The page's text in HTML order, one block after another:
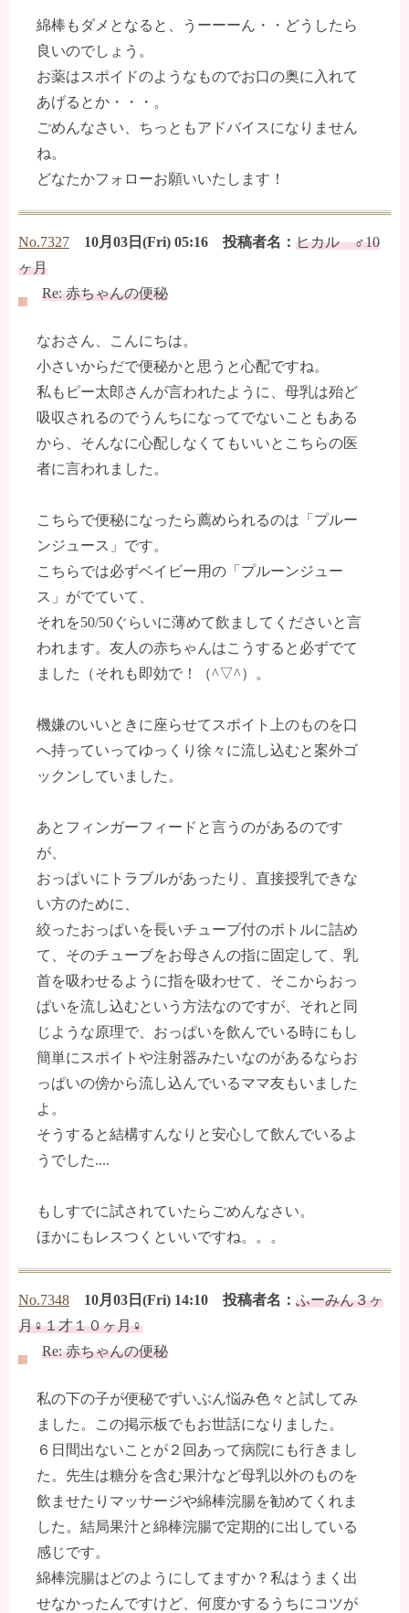
綿棒もダメとなると、うーーーん・・どうしたら
良いのでしょう。
お薬はスポイドのようなものでお口の奥に入れて
あげるとか・・・。
ごめんなさい、ちっともアドバイスになりません
ね。
どなたかフォローお願いいたします！
No.7327 10月03日(Fri) 05:16 投稿者名： ヒカル ♂10
ヶ月
Re: 赤ちゃんの便秘
なおさん、こんにちは。
小さいからだで便秘かと思うと心配ですね。
私もピー太郎さんが言われたように、母乳は殆ど
吸収されるのでうんちになってでないこともある
から、そんなに心配しなくてもいいとこちらの医
者に言われました。
こちらで便秘になったら薦められるのは「プルー
ンジュース」です。
こちらでは必ずベイビー用の「プルーンジュー
ス」がでていて、
それを50/50ぐらいに薄めて飲ましてくださいと言
われます。友人の赤ちゃんはこうすると必ずでて
ました（それも即効で！（^▽^）。
機嫌のいいときに座らせてスポイト上のものを口
へ持っていってゆっくり徐々に流し込むと案外ゴ
ックンしていました。
あとフィンガーフィードと言うのがあるのです
が、
おっぱいにトラブルがあったり、直接授乳できな
い方のために、
絞ったおっぱいを長いチューブ付のボトルに詰め
て、そのチューブをお母さんの指に固定して、乳
首を吸わせるように指を吸わせて、そこからおっ
ぱいを流し込むという方法なのですが、それと同
じような原理で、おっぱいを飲んでいる時にもし
簡単にスポイトや注射器みたいなのがあるならお
っぱいの傍から流し込んでいるママ友もいました
よ。
そうすると結構すんなりと安心して飲んでいるよ
うでした....
もしすでに試されていたらごめんなさい。
ほかにもレスつくといいですね。。。
No.7348 10月03日(Fri) 14:10 投稿者名： ふーみん３ヶ
月♀１才１０ヶ月♀
Re: 赤ちゃんの便秘
私の下の子が便秘でずいぶん悩み色々と試してみ
ました。この掲示板でもお世話になりました。
６日間出ないことが２回あって病院にも行きまし
た。先生は糖分を含む果汁など母乳以外のものを
飲ませたりマッサージや綿棒浣腸を勧めてくれま
した。結局果汁と綿棒浣腸で定期的に出している
感じです。
綿棒浣腸はどのようにしてますか？私はうまく出
せなかったんですけど、何度かするうちにコツが